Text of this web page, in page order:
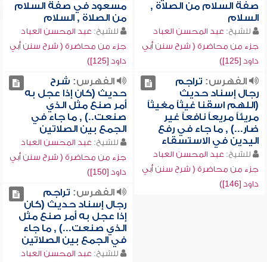
صفة السلام من الصلاة ,
السلام
للشيخ: عبد المحسن العباد
جزء من محاضرة ( شرح سنن أبي
داود [125])
مسعود في صفة السلام
من الصلاة , السلام
للشيخ: عبد المحسن العباد
جزء من محاضرة ( شرح سنن أبي
داود [125])
الفهرس: تراجم
رجال إسناد حديث
(اللهم اسقنا غيثاً مغيثاً
مريئاً مريعاً نافعاً غير
ضار...) , ما جاء في رفع
اليدين في الاستسقاء
للشيخ: عبد المحسن العباد
جزء من محاضرة ( شرح سنن أبي
داود [146])
الفهرس: شرح
حديث (كان إذا عجل به
أمر صنع مثل الذي
صنعت..) , ما جاء في
الجمع بين الصلاتين
للشيخ: عبد المحسن العباد
جزء من محاضرة ( شرح سنن أبي
داود [150])
الفهرس: تراجم
رجال إسناد حديث (كان
إذا عجل به أمر صنع مثل
الذي صنعت...) , ما جاء
في الجمع بين الصلاتين
للشيخ: عبد المحسن العباد